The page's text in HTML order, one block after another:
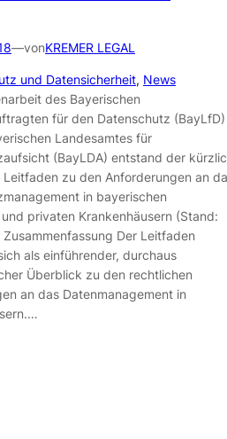
—vonKREMER LEGAL
und Datensicherheit, News
des Bayerischen
für den Datenschutz (BayLfD)
Landesamtes für
(BayLDA) entstand der
Leitfaden zu den Anforderungen an
in bayerischen
privaten Krankenhäusern (Stand:
Der Leitfaden
als einführender, durchaus
Überblick zu den rechtlichen
an das Datenmanagement in